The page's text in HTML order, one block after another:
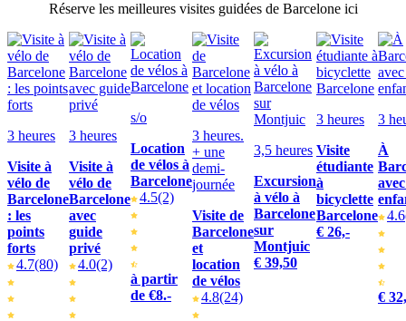
Réserve les meilleures visites guidées de Barcelone ici
3 heures
Visite à
vélo de
Barcelone
: les
points
forts
4.7(80)
3 heures
Visite à
vélo de
Barcelone
avec
guide
privé
4.0(2)
s/o
Location
de vélos à
Barcelone
4.5(2)
à partir
de €8.-
3 heures.
+ une
demi-
journée
Visite de
Barcelone
et
location
de vélos
4.8(24)
3,5 heures
Excursion
à vélo à
Barcelone
sur
Montjuic
€ 39,50
3 heures
Visite
étudiante
à
bicyclette
Barcelone
€ 26,-
3
À
4.6
€